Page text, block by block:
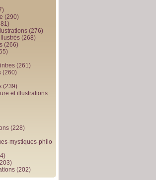
(290)
(276)
(268)
(266)
(261)
(260)
(239)
et illustrations
(228)
mystiques-philo
(202)